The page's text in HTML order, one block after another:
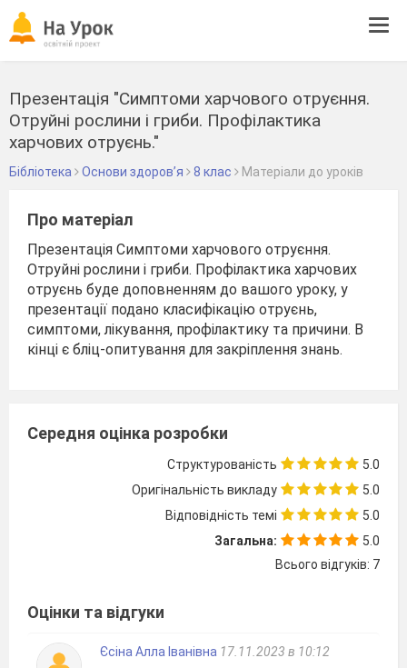
Презентація "Симптоми харчового отруєння.
Отруйні рослини і гриби. Профілактика
харчових отруєнь."
Бібліотека Основи здоров’я 8 клас Матеріали до уроків
Про матеріал
Презентація Симптоми харчового отруєння.
Отруйні рослини і гриби. Профілактика харчових
отруєнь буде доповненням до вашого уроку, у
презентації подано класифікацію отруєнь,
симптоми, лікування, профілактику та причини. В
кінці є бліц-опитування для закріплення знань.
Середня оцінка розробки
Структурованість
5.0
Оригінальність викладу
5.0
Відповідність темі
5.0
Загальна:
5.0
Всього відгуків: 7
Оцінки та відгуки
Єсіна Алла Іванівна 17.11.2023 в 10:12